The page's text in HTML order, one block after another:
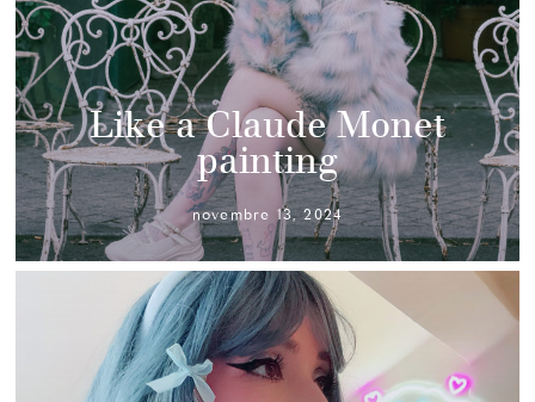
Like a Claude Monet
painting
novembre 13, 2024